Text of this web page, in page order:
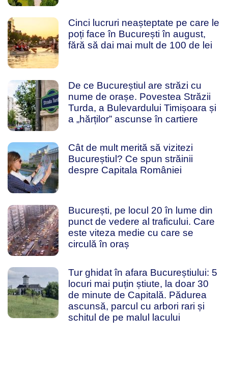
Cinci lucruri neașteptate pe care le
poți face în București în august,
fără să dai mai mult de 100 de lei
De ce Bucureștiul are străzi cu
nume de orașe. Povestea Străzii
Turda, a Bulevardului Timișoara și
a „hărților” ascunse în cartiere
Cât de mult merită să vizitezi
Bucureștiul? Ce spun străinii
despre Capitala României
București, pe locul 20 în lume din
punct de vedere al traficului. Care
este viteza medie cu care se
circulă în oraș
Tur ghidat în afara Bucureștiului: 5
locuri mai puțin știute, la doar 30
de minute de Capitală. Pădurea
ascunsă, parcul cu arbori rari și
schitul de pe malul lacului